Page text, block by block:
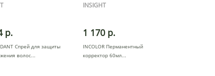
р.
Спрей для защиты
волос
INSIGHT
1 170 р.
INCOLOR Перманентный
корректор 60мл